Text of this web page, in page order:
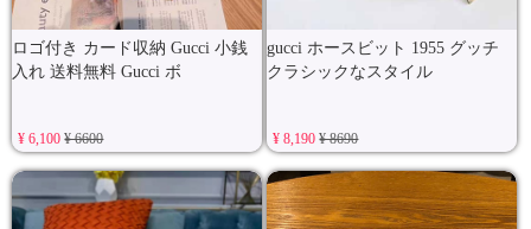
ロゴ付き カード収納 Gucci 小銭
入れ 送料無料 Gucci ボ
¥ 6,100¥ 6600
gucci ホースビット 1955 グッチ
クラシックなスタイル
¥ 8,190¥ 8690